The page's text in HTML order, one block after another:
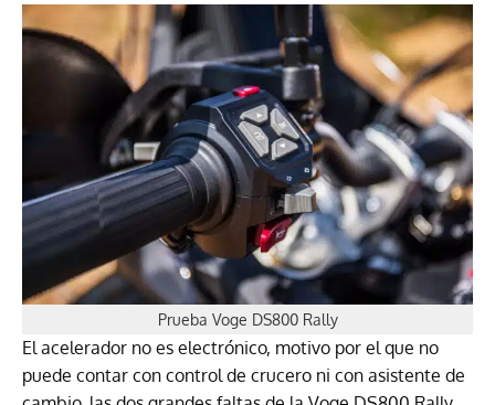
Prueba Voge DS800 Rally
El acelerador no es electrónico, motivo por el que no
puede contar con control de crucero ni con asistente de